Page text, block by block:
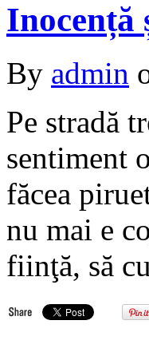
Inocență
By admin
Pe stradă
sentiment
făcea
nu mai e
fiinţă, să